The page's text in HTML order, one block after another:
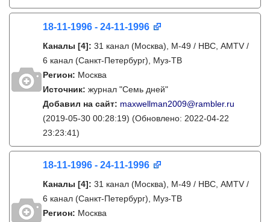
18-11-1996 - 24-11-1996
Каналы [4]: 31 канал (Москва), М-49 / НВС, AMTV /
6 канал (Санкт-Петербург), Муз-ТВ
Регион: Москва
Источник: журнал "Семь дней"
Добавил на сайт: maxwellman2009@rambler.ru
(2019-05-30 00:28:19) (Обновлено: 2022-04-22
23:23:41)
18-11-1996 - 24-11-1996
Каналы [4]: 31 канал (Москва), М-49 / НВС, AMTV /
6 канал (Санкт-Петербург), Муз-ТВ
Регион: Москва